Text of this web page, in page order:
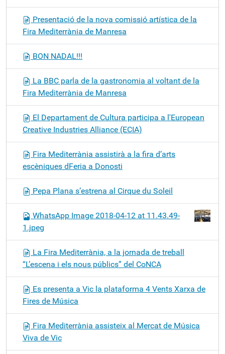
Presentació de la nova comissió artística de la
Fira Mediterrània de Manresa
BON NADAL!!!
La BBC parla de la gastronomia al voltant de la
Fira Mediterrània de Manresa
El Departament de Cultura participa a l'European
Creative Industries Alliance (ECIA)
Fira Mediterrània assistirà a la fira d’arts
escèniques dFeria a Donosti
Pepa Plana s’estrena al Cirque du Soleil
WhatsApp Image 2018-04-12 at 11.43.49-
1.jpeg
La Fira Mediterrània, a la jornada de treball
“L’escena i els nous públics” del CoNCA
Es presenta a Vic la plataforma 4 Vents Xarxa de
Fires de Música
Fira Mediterrània assisteix al Mercat de Música
Viva de Vic